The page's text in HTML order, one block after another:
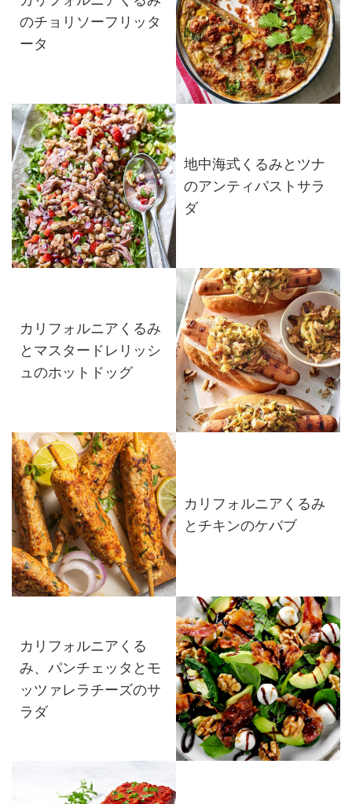
のチョリソーフリッタ
ータ
地中海式くるみとツナ
のアンティパストサラ
ダ
カリフォルニアくるみ
とマスタードレリッシ
ュのホットドッグ
カリフォルニアくるみ
とチキンのケバブ
カリフォルニアくる
み、パンチェッタとモ
ッツァレラチーズのサ
ラダ